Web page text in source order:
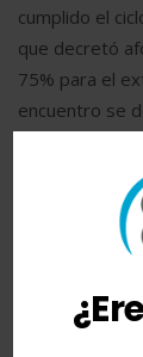
cumplido el
que decretó
75% para el
encuentro se
Compartir: